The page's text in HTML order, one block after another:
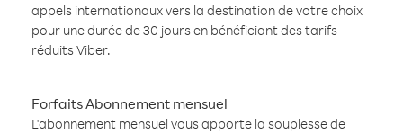
appels internationaux vers la destination de votre choix
pour une durée de 30 jours en bénéficiant des tarifs
réduits Viber.
Forfaits Abonnement mensuel
L'abonnement mensuel vous apporte la souplesse de